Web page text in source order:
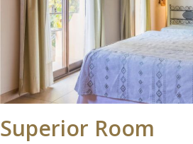
Superior Room